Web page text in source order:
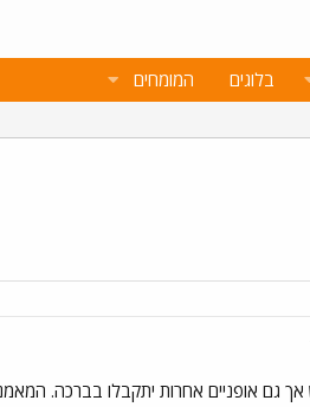
בלוגים המומחים
יתקבלו בברכה. המאמנת שני בלוך, בימי שלישי ב 6:30 בבוקר